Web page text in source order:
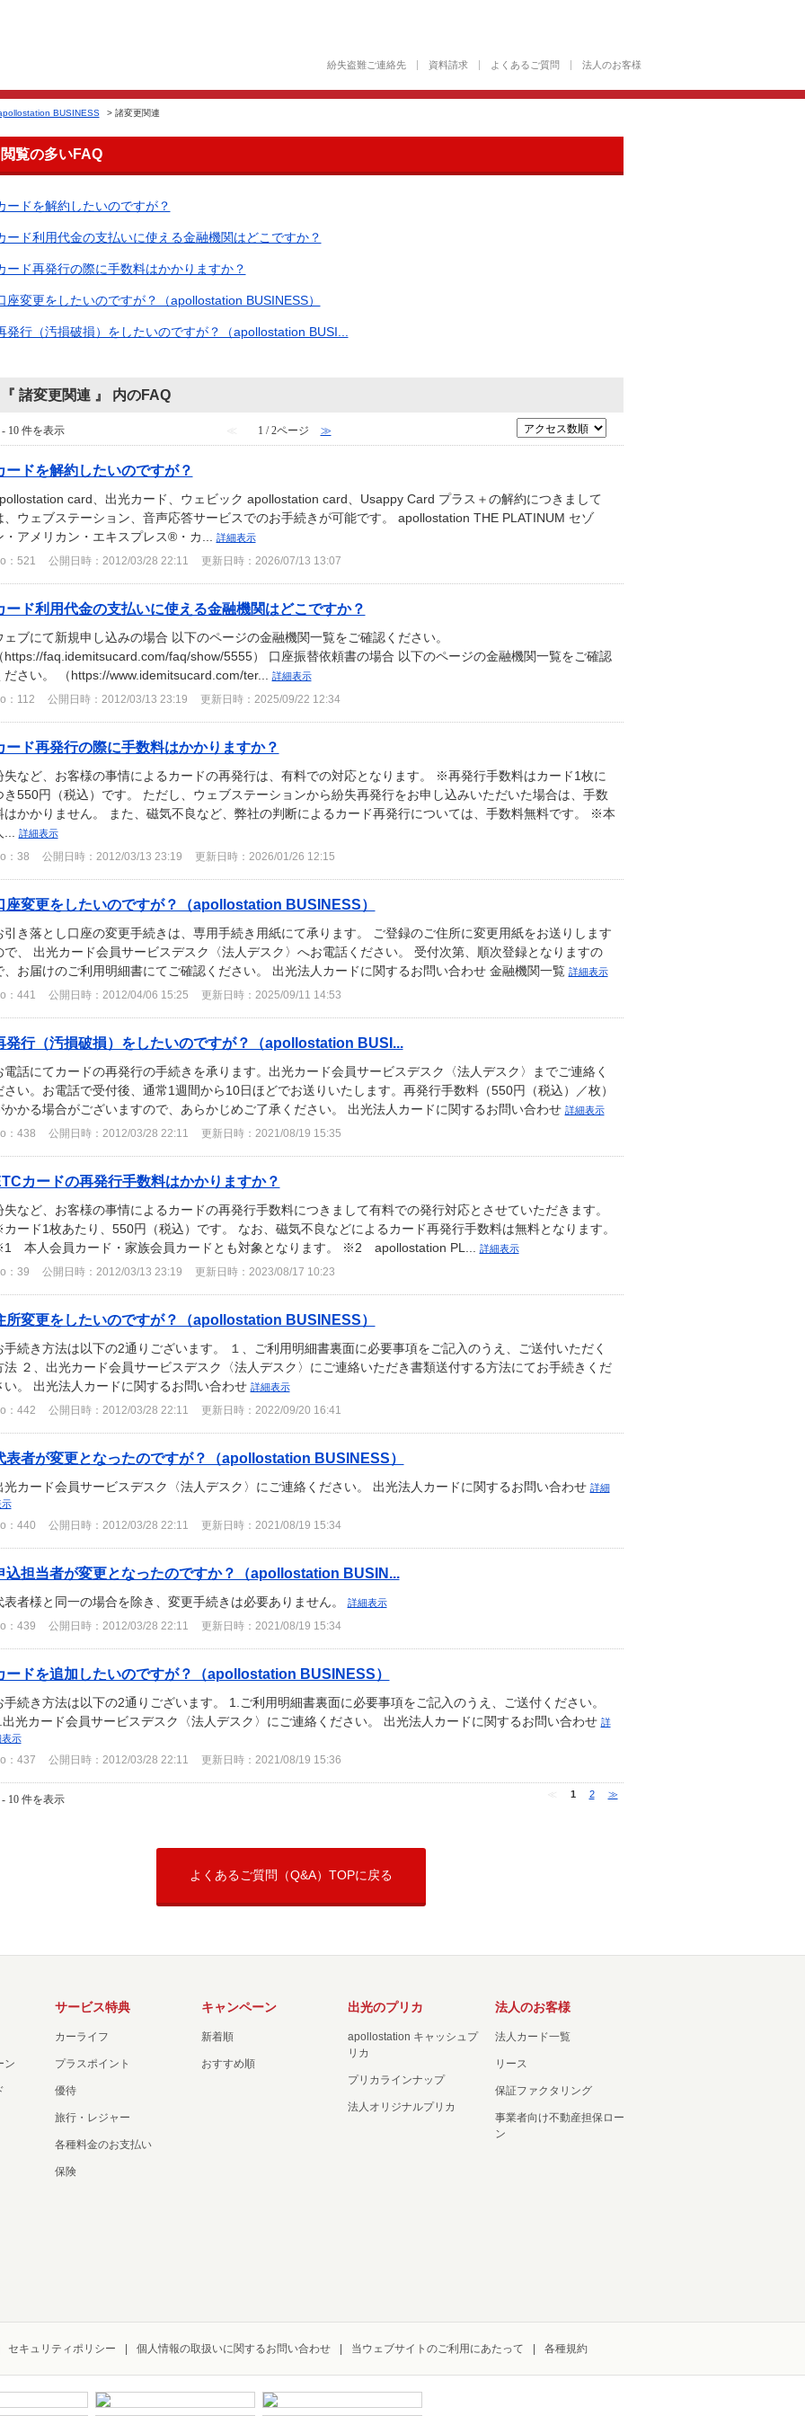
紛失盗難ご連絡先 資料請求 よくあるご質問 法人のお客様
BUSINESS > 諸変更関連
閲覧の多いFAQ
ードを解約したいのですが？
ード利用代金の支払いに使える金融機関はどこですか？
ード再発行の際に手数料はかかりますか？
座変更をしたいのですが？（apollostation BUSINESS）
発行（汚損破損）をしたいのですが？（apollostation BUSI...
『 諸変更関連 』 内のFAQ
- 10 件を表示 ≪ 1 / 2ページ ≫
ードを解約したいのですが？
card、出光カード、ウェビック apollostation card、Usappy Card プラス＋の解約につきまして
、ウェブステーション、音声応答サービスでのお手続きが可能です。 apollostation THE PLATINUM セゾ
・アメリカン・エキスプレス®・カ...
詳細表示
：521 公開日時：2012/03/28 22:11 更新日時：2026/07/13 13:07
ード利用代金の支払いに使える金融機関はどこですか？
ェブにて新規申し込みの場合 以下のページの金融機関一覧をご確認ください。
https://faq.idemitsucard.com/faq/show/5555） 口座振替依頼書の場合 以下のページの金融機関一覧をご確認
ださい。 （https://www.idemitsucard.com/ter...
詳細表示
：112 公開日時：2012/03/13 23:19 更新日時：2025/09/22 12:34
ード再発行の際に手数料はかかりますか？
失など、お客様の事情によるカードの再発行は、有料での対応となります。 ※再発行手数料はカード1枚に
き550円（税込）です。 ただし、ウェブステーションから紛失再発行をお申し込みいただいた場合は、手数
はかかりません。 また、磁気不良など、弊社の判断によるカード再発行については、手数料無料です。 ※本
...
詳細表示
：38 公開日時：2012/03/13 23:19 更新日時：2026/01/26 12:15
座変更をしたいのですが？（apollostation BUSINESS）
引き落とし口座の変更手続きは、専用手続き用紙にて承ります。 ご登録のご住所に変更用紙をお送りします
で、 出光カード会員サービスデスク〈法人デスク〉へお電話ください。 受付次第、順次登録となりますの
、お届けのご利用明細書にてご確認ください。 出光法人カードに関するお問い合わせ 金融機関一覧 詳細表示
：441 公開日時：2012/04/06 15:25 更新日時：2025/09/11 14:53
発行（汚損破損）をしたいのですが？（apollostation BUSI...
電話にてカードの再発行の手続きを承ります。出光カード会員サービスデスク〈法人デスク〉までご連絡く
さい。お電話で受付後、通常1週間から10日ほどでお送りいたします。再発行手数料（550円（税込）／枚）
かかる場合がございますので、あらかじめご了承ください。 出光法人カードに関するお問い合わせ 詳細表示
：438 公開日時：2012/03/28 22:11 更新日時：2021/08/19 15:35
カードの再発行手数料はかかりますか？
失など、お客様の事情によるカードの再発行手数料につきまして有料での発行対応とさせていただきます。
ード1枚あたり、550円（税込）です。 なお、磁気不良などによるカード再発行手数料は無料となります。
本人会員カード・家族会員カードとも対象となります。 ※2 apollostation PL...
詳細表示
：39 公開日時：2012/03/13 23:19 更新日時：2023/08/17 10:23
所変更をしたいのですが？（apollostation BUSINESS）
手続き方法は以下の2通りございます。 １、ご利用明細書裏面に必要事項をご記入のうえ、ご送付いただく
法 ２、出光カード会員サービスデスク〈法人デスク〉にご連絡いただき書類送付する方法にてお手続きくだ
い。 出光法人カードに関するお問い合わせ 詳細表示
：442 公開日時：2012/03/28 22:11 更新日時：2022/09/20 16:41
表者が変更となったのですが？（apollostation BUSINESS）
光カード会員サービスデスク〈法人デスク〉にご連絡ください。 出光法人カードに関するお問い合わせ 詳細
示
：440 公開日時：2012/03/28 22:11 更新日時：2021/08/19 15:34
込担当者が変更となったのですか？（apollostation BUSIN...
表者様と同一の場合を除き、変更手続きは必要ありません。 詳細表示
：439 公開日時：2012/03/28 22:11 更新日時：2021/08/19 15:34
ードを追加したいのですが？（apollostation BUSINESS）
手続き方法は以下の2通りございます。 1.ご利用明細書裏面に必要事項をご記入のうえ、ご送付ください。
出光カード会員サービスデスク〈法人デスク〉にご連絡ください。 出光法人カードに関するお問い合わせ 詳
表示
：437 公開日時：2012/03/28 22:11 更新日時：2021/08/19 15:36
- 10 件を表示 1 2 ≫
よくあるご質問（Q&A）TOPに戻る
ン
サービス特典
カーライフ
プラスポイント
優待
旅行・レジャー
各種料金のお支払い
保険
キャンペーン
新着順
おすすめ順
出光のプリカ
apollostation キャッシュプ
リカ
プリカラインナップ
法人オリジナルプリカ
法人のお客様
法人カード一覧
リース
保証ファクタリング
事業者向け不動産担保ロー
ン
セキュリティポリシー 個人情報の取扱いに関するお問い合わせ 当ウェブサイトのご利用にあたって 各種規約